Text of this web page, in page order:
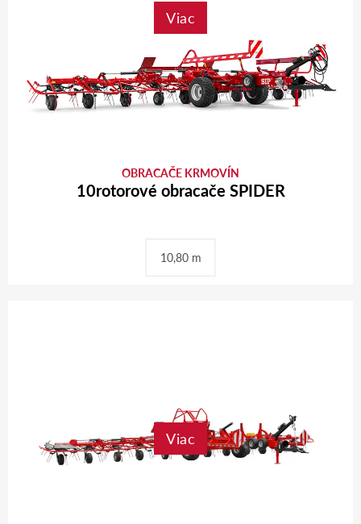
Viac
OBRACAČE KRMOVÍN
10rotorové obracače SPIDER
10,80 m
Viac